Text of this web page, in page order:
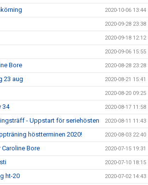
2020-10-06 13:44
2020-09-28 23:38
2020-09-18 12:12
2020-09-06 15:55
Bore 2020-08-28 23:28
23 aug 2020-08-21 15:41
2020-08-20 09:25
34 2020-08-17 11:58
- Uppstart för seriehösten 2020-08-11 11:43
höstterminen 2020! 2020-08-03 22:40
Bore 2020-07-15 19:31
2020-07-10 18:15
ht-20 2020-07-02 14:43